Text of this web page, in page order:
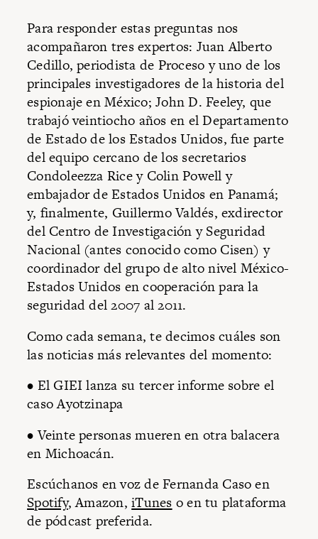
Para responder estas preguntas nos
acompañaron tres expertos: Juan Alberto
Cedillo, periodista de Proceso y uno de los
principales investigadores de la historia del
espionaje en México; John D. Feeley, que
trabajó veintiocho años en el Departamento
de Estado de los Estados Unidos, fue parte
del equipo cercano de los secretarios
Condoleezza Rice y Colin Powell y
embajador de Estados Unidos en Panamá;
y, finalmente, Guillermo Valdés, exdirector
del Centro de Investigación y Seguridad
Nacional (antes conocido como Cisen) y
coordinador del grupo de alto nivel México-
Estados Unidos en cooperación para la
seguridad del 2007 al 2011.
Como cada semana, te decimos cuáles son
las noticias más relevantes del momento:
• El GIEI lanza su tercer informe sobre el
caso Ayotzinapa
• Veinte personas mueren en otra balacera
en Michoacán.
Escúchanos en voz de Fernanda Caso en
Spotify, Amazon,iTunes o en tu plataforma
de pódcast preferida.